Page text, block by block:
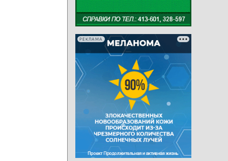
РЕКЛАМА